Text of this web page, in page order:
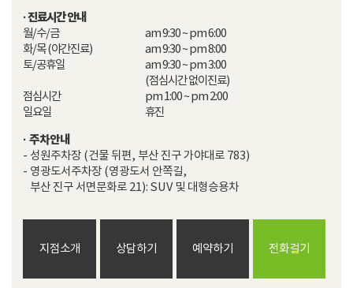
· 진료시간 안내
월/수/금
화/목 (야간진료)
토/공휴일
점심시간
일요일
am 9:30 ~ pm 6:00
am 9:30 ~ pm 8:00
am 9:30 ~ pm 3:00
(점심시간 없이진료)
pm 1:00 ~ pm 2:00​
휴진
· 주차안내
- 성원주차장 (건물 뒤편, 부산 진구 가야대로 783)
- 영광도서주차장 (영광도서 안쪽길,
   부산 진구 서면문화로 21): SUV 및 대형승용차
지점소개 상담하기 예약하기 전화걸기